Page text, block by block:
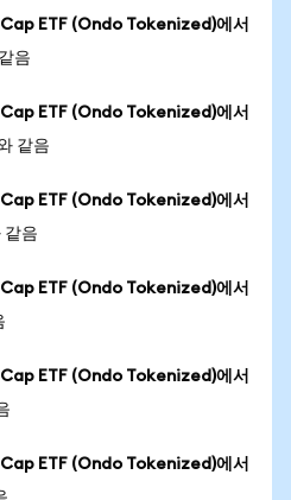
ETF (Ondo Tokenized)에서
음
ETF (Ondo Tokenized)에서
같음
ETF (Ondo Tokenized)에서
같음
ETF (Ondo Tokenized)에서
ETF (Ondo Tokenized)에서
ETF (Ondo Tokenized)에서